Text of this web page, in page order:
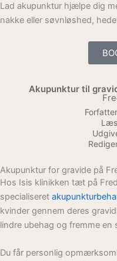
Lad akupunktur hjælpe dig
nakke eller søvnløshed,
Akupunktur til
Akupunktur for gravide på
Hos Isis klinikken tæt på
specialiseret
kvinder gennem deres
lindre ubehag og fremme en
Du får personlig